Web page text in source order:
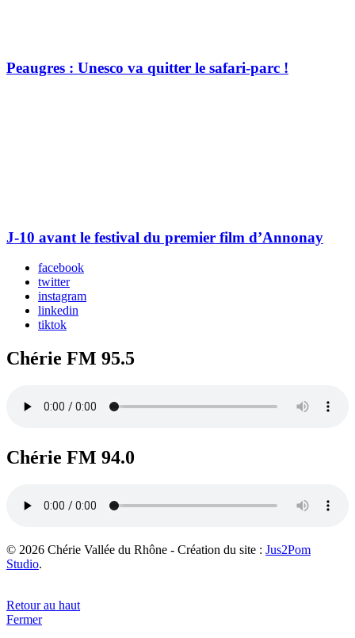
Peaugres : Unesco va quitter le safari-parc !
J-10 avant le festival du premier film d’Annonay
facebook
twitter
instagram
linkedin
tiktok
Chérie FM 95.5
Chérie FM 94.0
© 2026 Chérie Vallée du Rhône - Création du site : Jus2Pom
Studio.
Retour au haut
Fermer